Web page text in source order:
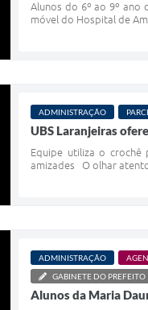
Alunos do 6º ao 9º ano
móvel do Hospital de
ADMINISTRAÇÃO
UBS Laranjeiras
Equipe utiliza o crochê
amizades O olhar
ADMINISTRAÇÃO
GABINETE DO PREFEITO
Alunos da Maria